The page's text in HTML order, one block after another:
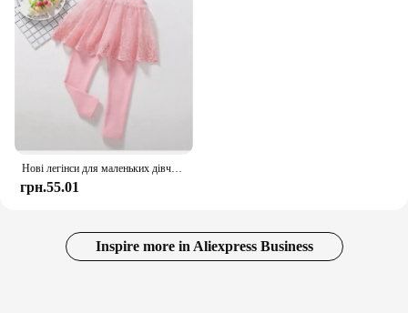
Нові легінси для маленьких дівчаток Мереживна спідниця-штани принцеси Весна-осінь Дитяча вузька спідниця Штани для 2-7 років Дитячий одяг
грн.55.01
Inspire more in Aliexpress Business